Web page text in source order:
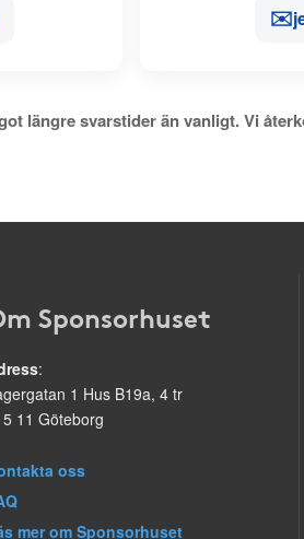
✉️
längre svarstider än vanligt. Vi
Sponsorhuset
:
1 Hus B19a, 4 tr
11 Göteborg
oss
mer om Sponsorhuset